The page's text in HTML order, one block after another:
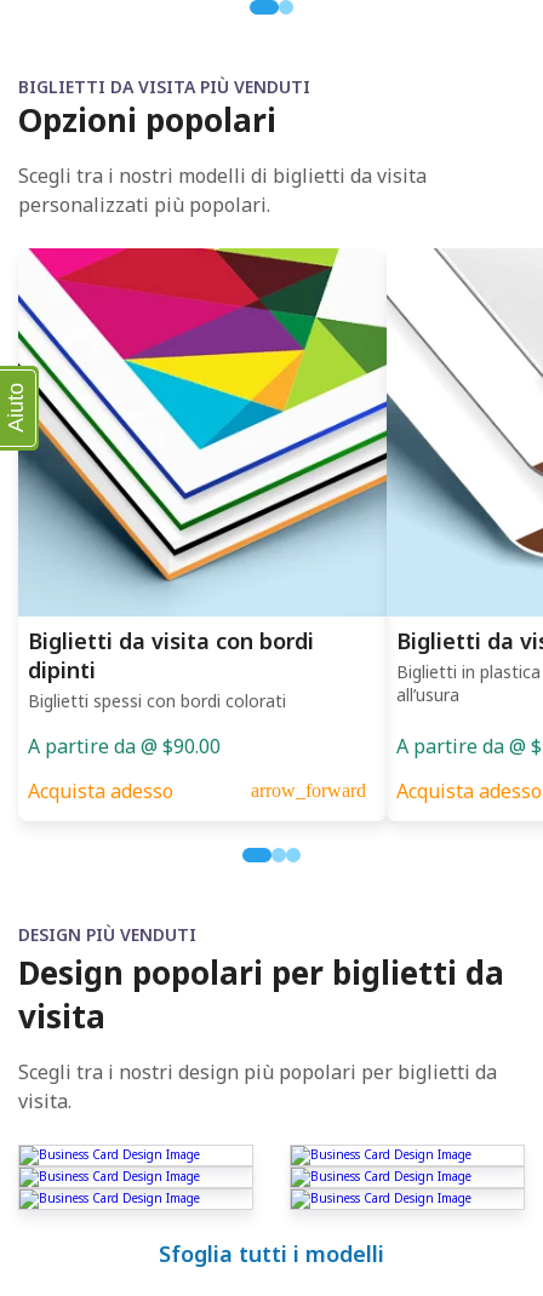
BIGLIETTI DA VISITA PIÙ VENDUTI
Opzioni popolari
Scegli tra i nostri modelli di biglietti da visita
personalizzati più popolari.
Biglietti da visita con bordi
dipinti
Biglietti spessi con bordi colorati
A partire da @ $90.00
Acquista adesso
arrow_forward
Biglietti da
Biglietti in plastica
all’usura
A partire da @
Acquista adesso
DESIGN PIÙ VENDUTI
Design popolari per biglietti da
visita
Scegli tra i nostri design più popolari per biglietti da
visita.
Sfoglia tutti i modelli
Aiuto